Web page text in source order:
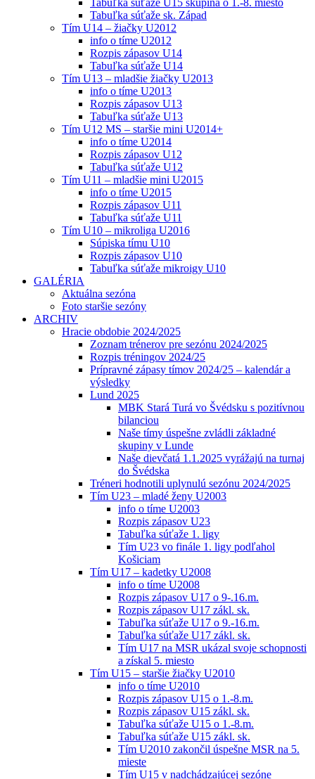
Tabuľka súťaže sk. Západ
Tím U14 – žiačky U2012
info o tíme U2012
Rozpis zápasov U14
Tabuľka súťaže U14
Tím U13 – mladšie žiačky U2013
info o tíme U2013
Rozpis zápasov U13
Tabuľka súťaže U13
Tím U12 MS – staršie mini U2014+
info o tíme U2014
Rozpis zápasov U12
Tabuľka súťaže U12
Tím U11 – mladšie mini U2015
info o tíme U2015
Rozpis zápasov U11
Tabuľka súťaže U11
Tím U10 – mikroliga U2016
Súpiska tímu U10
Rozpis zápasov U10
Tabuľka súťaže mikroigy U10
GALÉRIA
Aktuálna sezóna
Foto staršie sezóny
ARCHIV
Hracie obdobie 2024/2025
Zoznam trénerov pre sezónu 2024/2025
Rozpis tréningov 2024/25
Prípravné zápasy tímov 2024/25 – kalendár a
výsledky
Lund 2025
MBK Stará Turá vo Švédsku s pozitívnou
bilanciou
Naše tímy úspešne zvládli základné
skupiny v Lunde
Naše dievčatá 1.1.2025 vyrážajú na turnaj
do Švédska
Tréneri hodnotili uplynulú sezónu 2024/2025
Tím U23 – mladé ženy U2003
info o tíme U2003
Rozpis zápasov U23
Tabuľka súťaže 1. ligy
Tím U23 vo finále 1. ligy podľahol
Košiciam
Tím U17 – kadetky U2008
info o tíme U2008
Rozpis zápasov U17 o 9-.16.m.
Rozpis zápasov U17 zákl. sk.
Tabuľka súťaže U17 o 9.-16.m.
Tabuľka súťaže U17 zákl. sk.
Tím U17 na MSR ukázal svoje schopnosti
a získal 5. miesto
Tím U15 – staršie žiačky U2010
info o tíme U2010
Rozpis zápasov U15 o 1.-8.m.
Rozpis zápasov U15 zákl. sk.
Tabuľka súťaže U15 o 1.-8.m.
Tabuľka súťaže U15 zákl. sk.
Tím U2010 zakončil úspešne MSR na 5.
mieste
Tím U15 v nadchádzajúcej sezóne